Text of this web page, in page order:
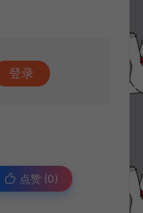
登录
点赞 (0)